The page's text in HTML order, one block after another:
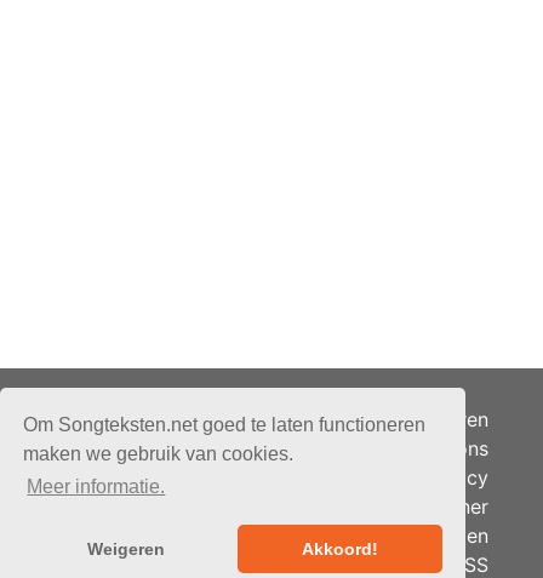
Om Songteksten.net goed te laten functioneren
maken we gebruik van cookies.
Meer informatie.
Weigeren Akkoord!
Alle rechten voorbehouden.
bandhosting.nl
Adverteren
Over ons
Je privacy
Partner
Berichten
RSS